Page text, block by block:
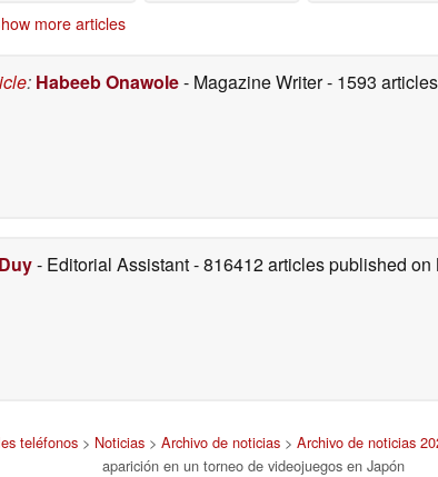
more articles
: Habeeb Onawole- Magazine Writer- 1593
- Editorial Assistant- 816412 articles published
teléfonos > Noticias > Archivo de noticias > Archivo de noticias
aparición en un torneo de videojuegos en Japón